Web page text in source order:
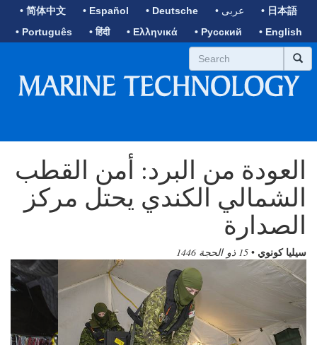
• 简体中文 • Español • Deutsche • عربى
• 日本語
• Português
• हिंदी • Ελληνικά • Русский • English
العودة من البرد: أمن القطب
الشمالي الكندي يحتل مركز
الصدارة
سيليا كونوي • 15 ذو الحجة 1446
Previous Next